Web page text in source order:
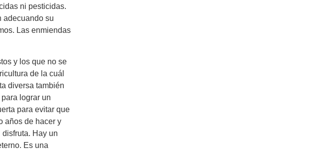
ni pesticidas.
adecuando su
Las enmiendas
y los que no se
de la cuál
diversa también
lograr un
para evitar que
años de hacer y
Hay un
Es una